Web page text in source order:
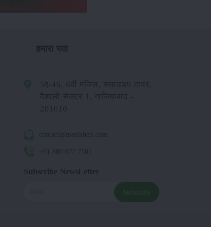
Subscribe